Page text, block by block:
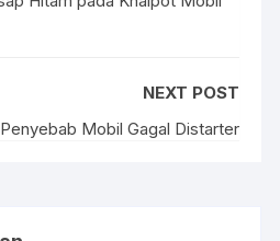
NEXT POST
Mobil Gagal Distarter